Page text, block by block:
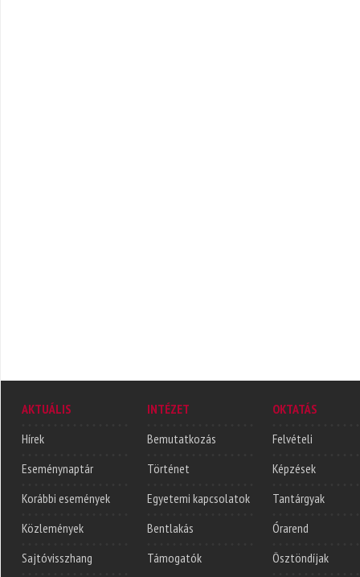
AKTUÁLIS
Hírek
Eseménynaptár
Korábbi események
Közlemények
Sajtóvisszhang
INTÉZET
Bemutatkozás
Történet
Egyetemi kapcsolatok
Bentlakás
Támogatók
OKTATÁS
Felvételi
Képzések
Tantárgyak
Órarend
Ösztöndíjak